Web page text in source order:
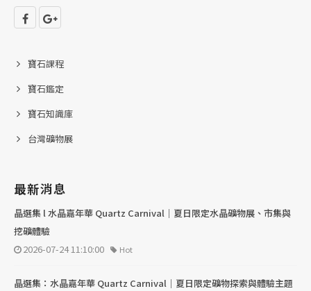
寶石課程
寶石鑑定
寶石知識庫
台灣礦物展
最新消息
晶選集 l 水晶嘉年華 Quartz Carnival｜夏日限定水晶礦物展、市集與
挖礦體驗
2026-07-24 11:10:00
Hot
晶選集：水晶嘉年華 Quartz Carnival｜夏日限定礦物探索與體驗主題